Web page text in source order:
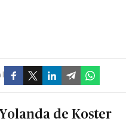
Yolanda de Koster